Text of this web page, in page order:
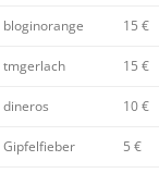
bloginorange 15 €
tmgerlach 15 €
dineros 10 €
Gipfelfieber 5 €